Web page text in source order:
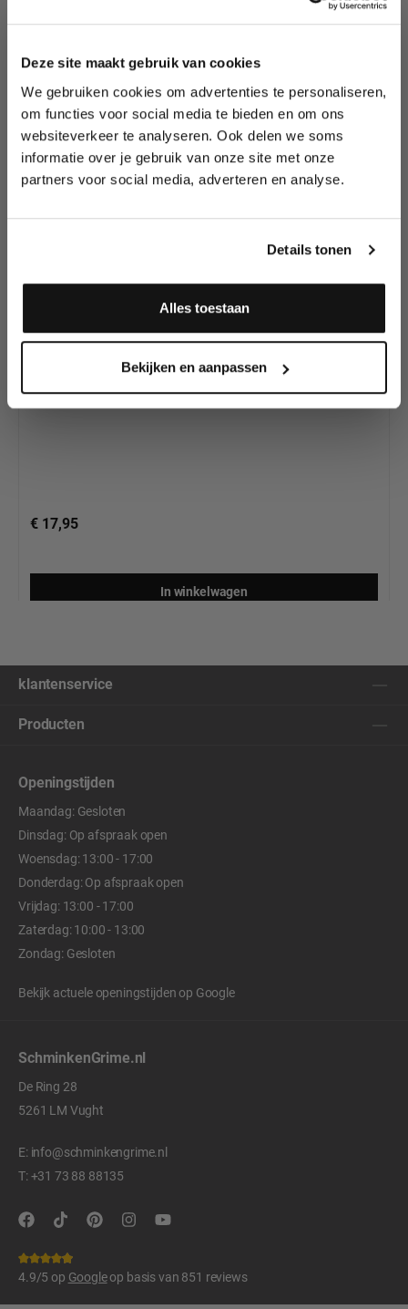
Deze site maakt gebruik van cookies
We gebruiken cookies om advertenties te personaliseren,
om functies voor social media te bieden en om ons
websiteverkeer te analyseren. Ook delen we soms
informatie over je gebruik van onze site met onze
partners voor social media, adverteren en analyse.
Details tonen
Alles toestaan
Bekijken en aanpassen
Productgalerij overslaan
Dit zijn andere
Mehron StarBlend's
Mehron StarBlend Cake Make-up Orange (56 gram)
€ 17,95
In winkelwagen
klantenservice
Producten
Openingstijden
Maandag: Gesloten
Dinsdag: Op afspraak open
Woensdag: 13:00 - 17:00
Donderdag: Op afspraak open
Vrijdag: 13:00 - 17:00
Zaterdag: 10:00 - 13:00
Zondag: Gesloten
Bekijk actuele openingstijden op Google
SchminkenGrime.nl
De Ring 28
5261 LM Vught
E: info@schminkengrime.nl
T:+31 73 88 88135
4.9/5 op Googleop basis van 851 reviews
10% korting?
Lees als eerste over nieuwe producten,
tutorials, aanbiedingen, evenementen,
wedstrijden en meer.
Meld je aan en ontvang direct
Ja, ik meld me aan